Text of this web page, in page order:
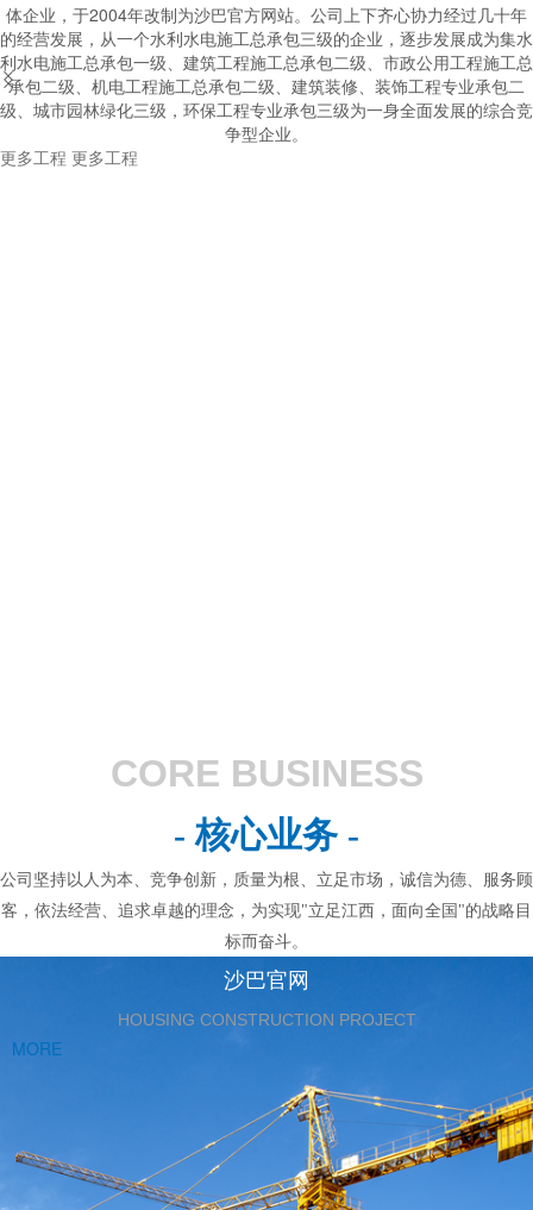
体企业，于2004年改制为沙巴官方网站。公司上下齐心协力经过几十年
的经营发展，从一个水利水电施工总承包三级的企业，逐步发展成为集水
利水电施工总承包一级、建筑工程施工总承包二级、市政公用工程施工总
承包二级、机电工程施工总承包二级、建筑装修、装饰工程专业承包二
级、城市园林绿化三级，环保工程专业承包三级为一身全面发展的综合竞
争型企业。


更多工程 更多工程
CORE BUSINESS
- 核心业务 -
公司坚持以人为本、竞争创新，质量为根、立足市场，诚信为德、服务顾
客，依法经营、追求卓越的理念，为实现"立足江西，面向全国"的战略目
标而奋斗。
沙巴官网
HOUSING CONSTRUCTION PROJECT
MORE